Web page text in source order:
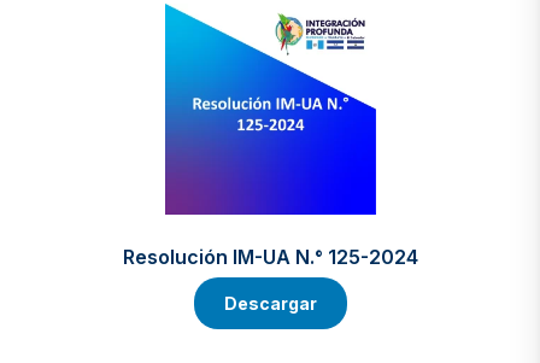
Resolución IM-UA N.° 125-2024
Descargar